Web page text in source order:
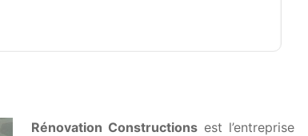
Rénovation Constructionsest l’entreprise